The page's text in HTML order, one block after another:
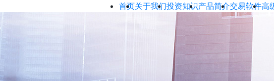
首页关于我们投资知识产品简介交易软件高